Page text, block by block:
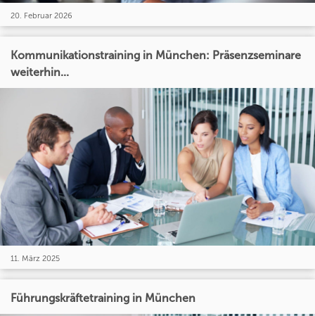
20. Februar 2026
Kommunikationstraining in München: Präsenzseminare
weiterhin...
11. März 2025
Führungskräftetraining in München